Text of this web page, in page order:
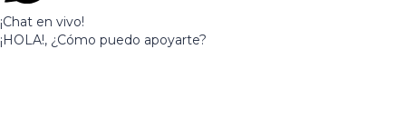
¡Chat en vivo!
¡HOLA!, ¿Cómo puedo apoyarte?